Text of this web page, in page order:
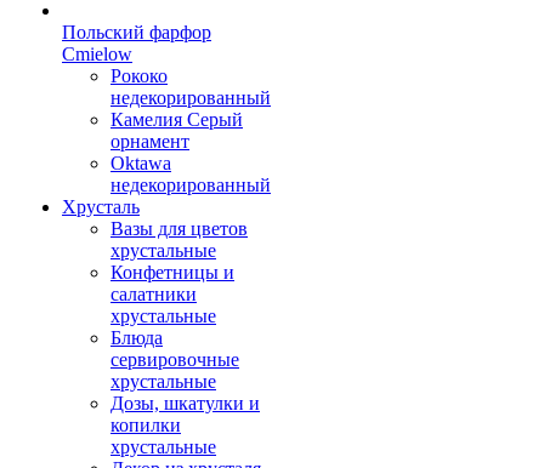
Польский фарфор
Сmielow
Рококо
недекорированный
Камелия Серый
орнамент
Oktawa
недекорированный
Хрусталь
Вазы для цветов
хрустальные
Конфетницы и
салатники
хрустальные
Блюда
сервировочные
хрустальные
Дозы, шкатулки и
копилки
хрустальные